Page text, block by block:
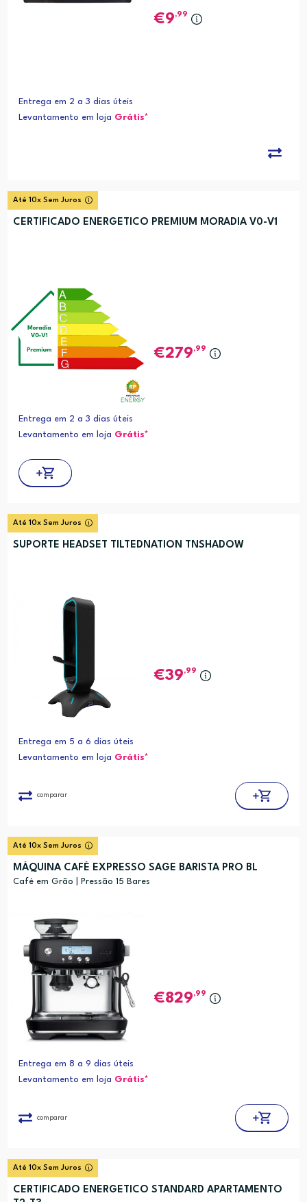
9,99
Entrega em 2 a 3 dias úteis
Levantamento em loja Grátis*
Até 10x Sem Juros
CERTIFICADO ENERGETICO PREMIUM MORADIA V0-V1
279,99
Entrega em 2 a 3 dias úteis
Levantamento em loja Grátis*
Até 10x Sem Juros
SUPORTE HEADSET TILTEDNATION TNSHADOW
39,99
Entrega em 5 a 6 dias úteis
Levantamento em loja Grátis*
comparar
Até 10x Sem Juros
MÁQUINA CAFÉ EXPRESSO SAGE BARISTA PRO BL
Café em Grão | Pressão 15 Bares
829,99
Entrega em 8 a 9 dias úteis
Levantamento em loja Grátis*
comparar
Até 10x Sem Juros
CERTIFICADO ENERGETICO STANDARD APARTAMENTO